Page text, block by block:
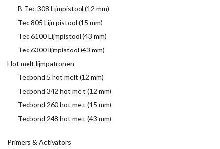
B-Tec 308 Lijmpistool (12 mm)
Tec 805 Lijmpistool (15 mm)
Tec 6100 Lijmpistool (43 mm)
Tec 6300 lijmpistool (43 mm)
Hot melt lijmpatronen
Tecbond 5 hot melt (12 mm)
Tecbond 342 hot melt (12 mm)
Tecbond 260 hot melt (15 mm)
Tecbond 248 hot melt (43 mm)
Primers & Activators